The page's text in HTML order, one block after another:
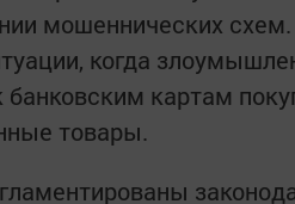
мошеннических
когда
картам
товары.